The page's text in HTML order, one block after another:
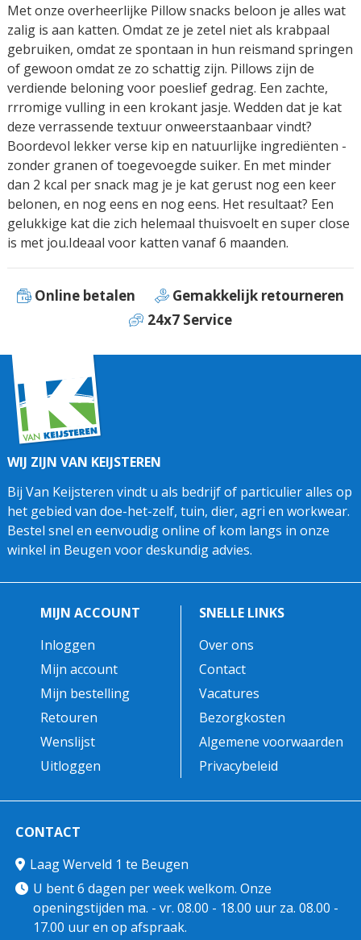
Met onze overheerlijke Pillow snacks beloon je alles wat
zalig is aan katten. Omdat ze je zetel niet als krabpaal
gebruiken, omdat ze spontaan in hun reismand springen
of gewoon omdat ze zo schattig zijn. Pillows zijn de
verdiende beloning voor poeslief gedrag. Een zachte,
rrromige vulling in een krokant jasje. Wedden dat je kat
deze verrassende textuur onweerstaanbaar vindt?
Boordevol lekker verse kip en natuurlijke ingrediënten -
zonder granen of toegevoegde suiker. En met minder
dan 2 kcal per snack mag je je kat gerust nog een keer
belonen, en nog eens en nog eens. Het resultaat? Een
gelukkige kat die zich helemaal thuisvoelt en super close
is met jou.Ideaal voor katten vanaf 6 maanden.
Online betalen
Gemakkelijk retourneren
24x7 Service
WIJ ZIJN VAN KEIJSTEREN
Bij Van Keijsteren vindt u als bedrijf of particulier alles op
het gebied van doe-het-zelf, tuin, dier, agri en workwear.
Bestel snel en eenvoudig online of kom langs in onze
winkel in Beugen voor deskundig advies.
MIJN ACCOUNT
Inloggen
Mijn account
Mijn bestelling
Retouren
Wenslijst
Uitloggen
SNELLE LINKS
Over ons
Contact
Vacatures
Bezorgkosten
Algemene voorwaarden
Privacybeleid
CONTACT
Laag Werveld 1 te Beugen
U bent 6 dagen per week welkom. Onze
openingstijden ma. - vr. 08.00 - 18.00 uur za. 08.00 -
17.00 uur en op afspraak.